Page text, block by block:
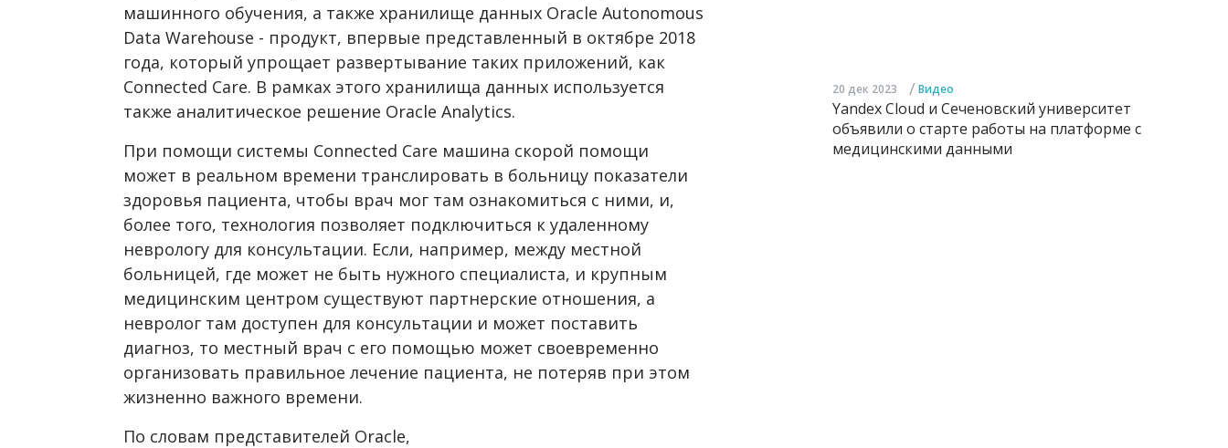
машинного обучения, а также хранилище данных Oracle Autonomous
Data Warehouse - продукт, впервые представленный в октябре 2018
года, который упрощает развертывание таких приложений, как
Connected Care. В рамках этого хранилища данных используется
также аналитическое решение Oracle Analytics.
При помощи системы Connected Care машина скорой помощи
может в реальном времени транслировать в больницу показатели
здоровья пациента, чтобы врач мог там ознакомиться с ними, и,
более того, технология позволяет подключиться к удаленному
неврологу для консультации. Если, например, между местной
больницей, где может не быть нужного специалиста, и крупным
медицинским центром существуют партнерские отношения, а
невролог там доступен для консультации и может поставить
диагноз, то местный врач с его помощью может своевременно
организовать правильное лечение пациента, не потеряв при этом
жизненно важного времени.
По словам представителей Oracle,
20 дек 2023 / Видео
Yandex Cloud и Сеченовский университет
объявили о старте работы на платформе с
медицинскими данными